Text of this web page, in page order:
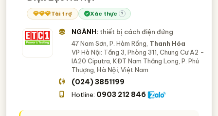
Tài trợ Xác thực ?
NGÀNH: thiết bị cách điện đứng
47 Nam Sơn, P. Hàm Rồng, Thanh Hóa
VP Hà Nội: Tầng 3, Phòng 311, Chung Cư A2 -
IA20 Ciputra, KĐT Nam Thăng Long, P. Phú
Thượng, Hà Nội , Việt Nam
(024) 3851199
Hotline: 0903 212 846